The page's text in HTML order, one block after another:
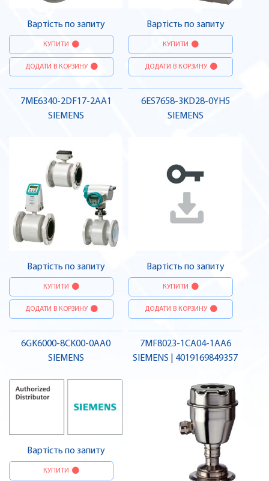
Вартість по запиту
КУПИТИ
ДОДАТИ В КОРЗИНУ
Вартість по запиту
КУПИТИ
ДОДАТИ В КОРЗИНУ
7ME6340-2DF17-2AA1
SIEMENS
Вартість по запиту
КУПИТИ
ДОДАТИ В КОРЗИНУ
6ES7658-3KD28-0YH5
SIEMENS
Вартість по запиту
КУПИТИ
ДОДАТИ В КОРЗИНУ
6GK6000-8CK00-0AA0
SIEMENS
Вартість по запиту
КУПИТИ
7MF8023-1CA04-1AA6
SIEMENS | 4019169849357